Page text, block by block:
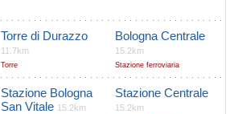
Torre di Durazzo
11.7km
Torre
Bologna Centrale
15.2km
Stazione ferroviaria
Stazione Bologna
San Vitale 15.2km
Stazione Centrale
15.2km